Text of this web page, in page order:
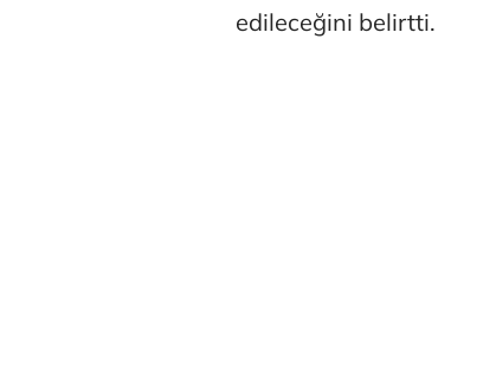
edileceğini belirtti.